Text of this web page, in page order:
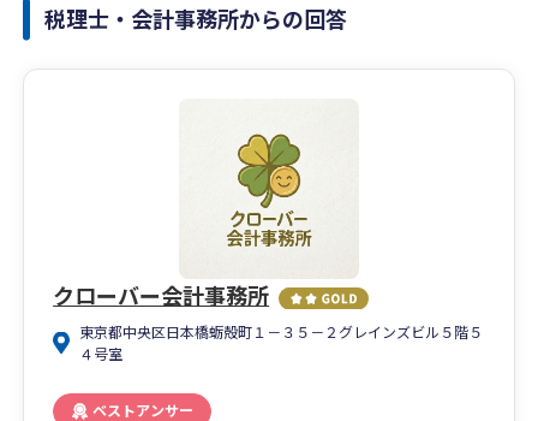
税理士・会計事務所からの回答
クローバー会計事務所
東京都中央区日本橋蛎殻町１－３５－２グレインズビル５階５
４号室
ベストアンサー